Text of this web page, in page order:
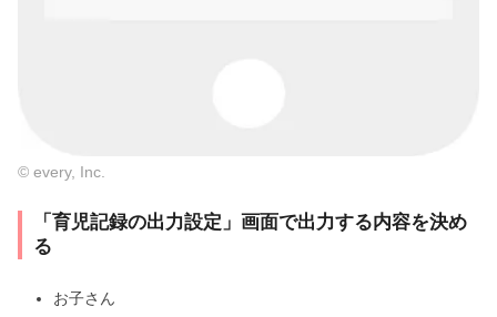
© every, Inc.
「育児記録の出力設定」画面で出力する内容を決め
る
お子さん